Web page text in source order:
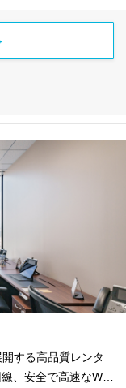
する高品質レンタ
、安全で高速なWi-